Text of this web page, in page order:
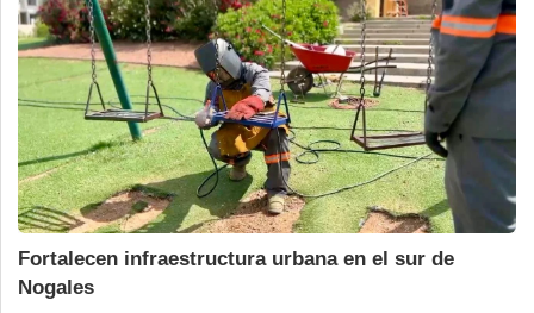
Fortalecen infraestructura urbana en el sur de
Nogales